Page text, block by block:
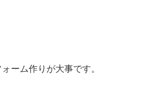
ーム作りが大事です。